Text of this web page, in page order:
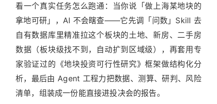
看一个真实任务怎么跑通：当你说「做上海某地块的
拿地可研」，AI 不会瞎查——它先调「问数」Skill 去
自有数据库里精准拉这个板块的土地、新房、二手房
数据（板块级找不到，自动扩到区域级），再套用专
家验证过的《地块投资可行性研究》框架做结构化分
析，最后由 Agent 工程力把数据、测算、研判、风险
清单，组装成一份能直接进投决会的报告。